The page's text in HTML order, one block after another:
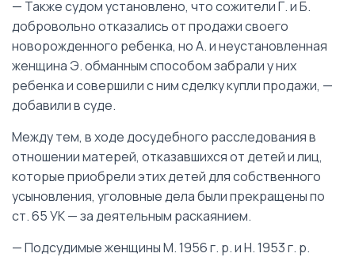
— Также судом установлено, что сожители Г. и Б.
добровольно отказались от продажи своего
новорожденного ребенка, но А. и неустановленная
женщина Э. обманным способом забрали у них
ребенка и совершили с ним сделку купли продажи, —
добавили в суде.
Между тем, в ходе досудебного расследования в
отношении матерей, отказавшихся от детей и лиц,
которые приобрели этих детей для собственного
усыновления, уголовные дела были прекращены по
ст. 65 УК — за деятельным раскаянием.
— Подсудимые женщины М. 1956 г. р. и Н. 1953 г. р.